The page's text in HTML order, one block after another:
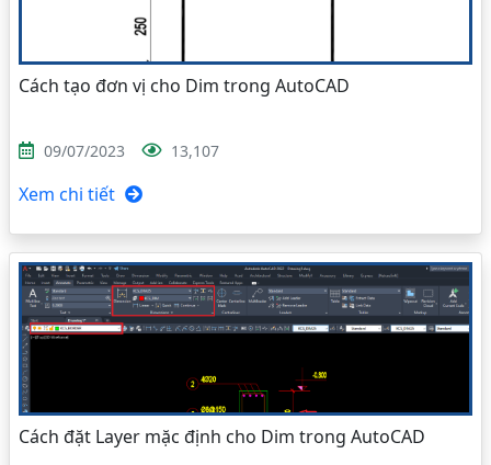
Cách tạo đơn vị cho Dim trong AutoCAD
09/07/2023 13,107
Xem chi tiết
Cách đặt Layer mặc định cho Dim trong AutoCAD